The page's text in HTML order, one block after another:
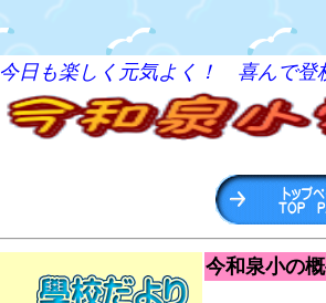
今日も楽しく元気よく！ 喜んで
今和泉小の